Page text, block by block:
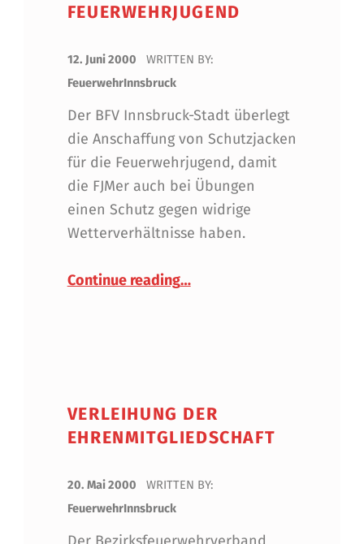
FEUERWEHRJUGEND
12. Juni 2000
WRITTEN BY:
FeuerwehrInnsbruck
Der BFV Innsbruck-Stadt überlegt
die Anschaffung von Schutzjacken
für die Feuerwehrjugend, damit
die FJMer auch bei Übungen
einen Schutz gegen widrige
Wetterverhältnisse haben.
Continue reading…
VERLEIHUNG DER
EHRENMITGLIEDSCHAFT
20. Mai 2000
WRITTEN BY:
FeuerwehrInnsbruck